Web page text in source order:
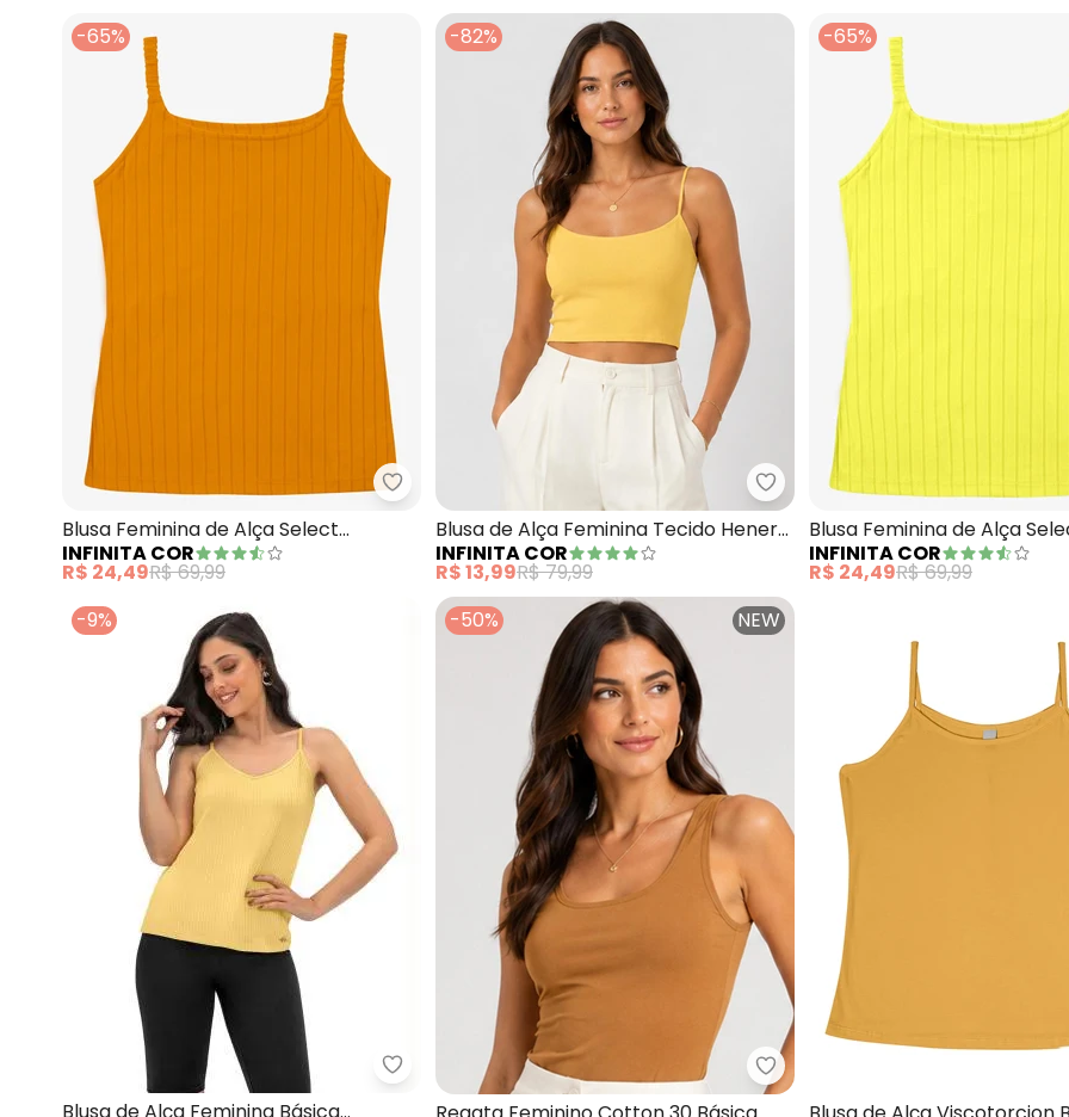
-65%
Infinita Cor - Blusa Feminina de Alça Select (Amarelo)
Blusa Feminina de Alça Select
(Amarelo)
INFINITA COR
R$ 24,49R$ 69,99
-82%
Infinita Cor - Blusa de Alça
Blusa de Alça Feminina Tecido Henera
(Amarelo)
INFINITA COR
R$ 13,99R$ 79,99
-65%
Blusa Feminina de Alça
(Amarelo)
INFINITA COR
R$ 24,49R$ 69,99
-9%
Rovitex - Blusa de Alça Feminina Básica (Amarelo)
Blusa de Alça Feminina Básica
-50% NEW
Rovitex - Regata Feminino